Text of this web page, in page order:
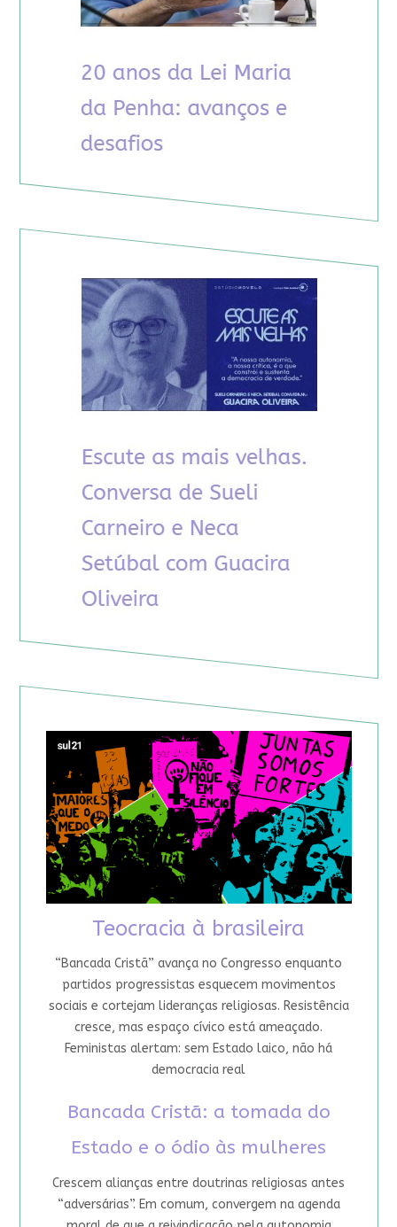
Teocracia à brasileira
“Bancada Cristã” avança no Congresso enquanto
partidos progressistas esquecem movimentos
sociais e cortejam lideranças religiosas. Resistência
cresce, mas espaço cívico está ameaçado.
Feministas alertam: sem Estado laico, não há
democracia real
Bancada Cristã: a tomada do
Estado e o ódio às mulheres
Crescem alianças entre doutrinas religiosas antes
“adversárias”. Em comum, convergem na agenda